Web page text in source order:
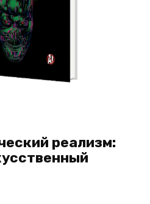
реализм: